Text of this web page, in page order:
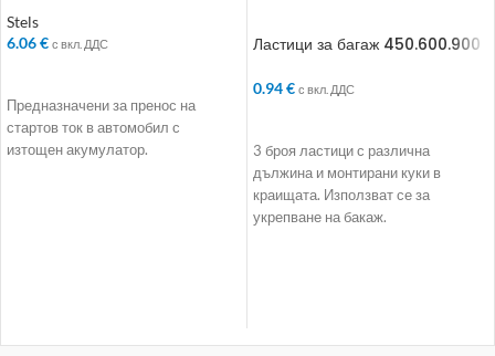
Stels
6.06€ с вкл. ДДС
Предназначени за пренос на
стартов ток в автомобил с
изтощен акумулатор.
Ластици за багаж 450.600.900
0.94€ с вкл. ДДС
3 броя ластици с различна
дължина и монтирани куки в
краищата. Използват се за
укрепване на бакаж.